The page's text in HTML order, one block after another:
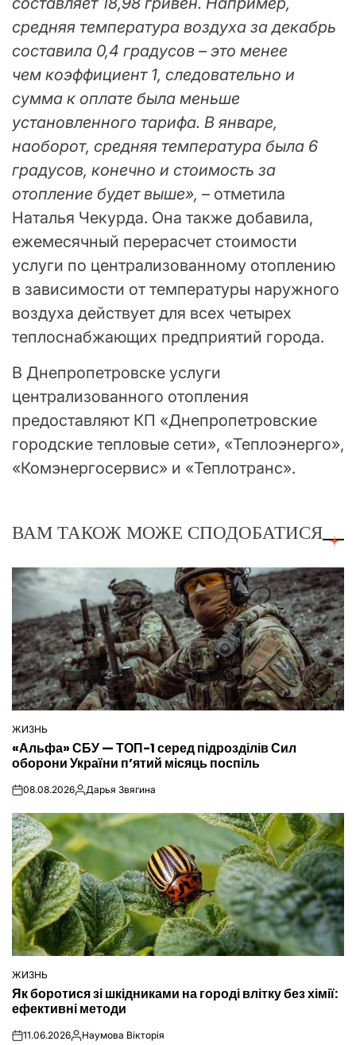
средняя температура воздуха за декабрь
составила 0,4 градусов – это менее
чем коэффициент 1, следовательно и
сумма к оплате была меньше
установленного тарифа. В январе,
наоборот, средняя температура была 6
градусов, конечно и стоимость за
отопление будет выше», – отметила
Наталья Чекурда. Она также добавила,
ежемесячный перерасчет стоимости
услуги по централизованному отоплению
в зависимости от температуры наружного
воздуха действует для всех четырех
теплоснабжающих предприятий города.
В Днепропетровске услуги
централизованного отопления
предоставляют КП «Днепропетровские
городские тепловые сети», «Теплоэнерго»,
«Комэнергосервис» и «Теплотранс».
ВАМ ТАКОЖ МОЖЕ СПОДОБАТИСЯ
ОПУБЛІКУВАТИ
У
ЖИЗНЬ
«Альфа» СБУ — ТОП-1 серед підрозділів Сил
оборони України п’ятий місяць поспіль
on08.08.2026Опубліковано
Дарья Звягина
ОПУБЛІКУВАТИ
У
ЖИЗНЬ
Як боротися зі шкідниками на городі влітку без хімії:
ефективні методи
on11.06.2026Опубліковано
Наумова Вікторія